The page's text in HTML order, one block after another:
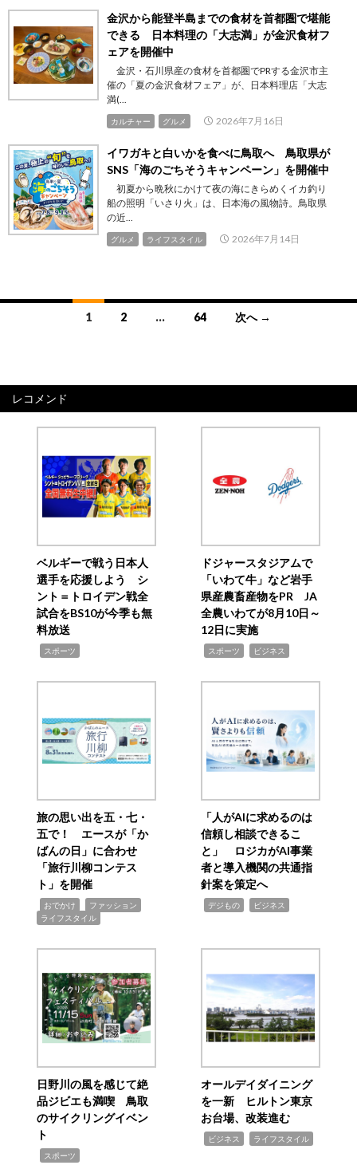
金沢から能登半島までの食材を首都圏で堪能
できる 日本料理の「大志満」が金沢食材フ
ェアを開催中
金沢・石川県産の食材を首都圏でPRする金沢市主
催の「夏の金沢食材フェア」が、日本料理店「大志
満(...
カルチャー グルメ 2026年7月16日
イワガキと白いかを食べに鳥取へ 鳥取県が
SNS「海のごちそうキャンペーン」を開催中
初夏から晩秋にかけて夜の海にきらめくイカ釣り
船の照明「いさり火」は、日本海の風物詩。鳥取県
の近...
グルメ ライフスタイル 2026年7月14日
ビ
1 2 … 64 次へ →
レコメンド
ベルギーで戦う日本人
選手を応援しよう シ
ント＝トロイデン戦全
試合をBS10が今季も無
料放送
スポーツ
ドジャースタジアムで
「いわて牛」など岩手
県産農畜産物をPR JA
全農いわてが8月10日～
12日に実施
スポーツ ビジネス
旅の思い出を五・七・
五で！ エースが「か
ばんの日」に合わせ
「旅行川柳コンテス
ト」を開催
おでかけ ファッション
ライフスタイル
「人がAIに求めるのは
信頼し相談できるこ
と」 ロジカがAI事業
者と導入機関の共通指
針案を策定へ
デジもの ビジネス
日野川の風を感じて絶
品ジビエも満喫 鳥取
のサイクリングイベン
ト
スポーツ
オールデイダイニング
を一新 ヒルトン東京
お台場、改装進む
ビジネス ライフスタイル